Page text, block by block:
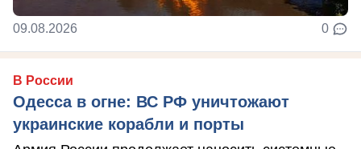
09.08.2026 0
В России
Одесса в огне: ВС РФ уничтожают
украинские корабли и порты